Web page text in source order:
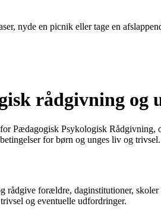
nyde en picnik eller tage en
rådgivning og
Pædagogisk Psykologisk Rådgivning,
for børn og unges liv og trivsel.
rådgive forældre, daginstitutioner,
og eventuelle udfordringer.